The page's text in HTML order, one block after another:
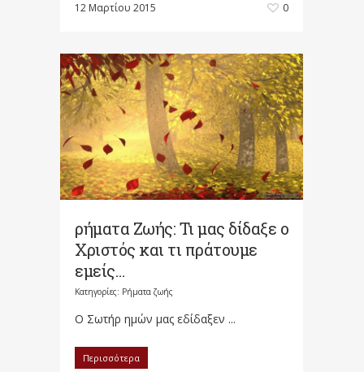
12 Μαρτίου 2015 0
ρήματα Ζωής: Τι μας δίδαξε ο
Χριστός και τι πράτουμε
εμείς…
Κατηγορίες: Ρήματα ζωής
Ο Σωτήρ ημών μας εδίδαξεν ...
Περισσότερα